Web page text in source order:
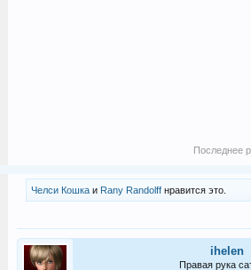
Последнее
Челси Кошкаи Rany Randolffнравится это.
ihelen
Правая рука